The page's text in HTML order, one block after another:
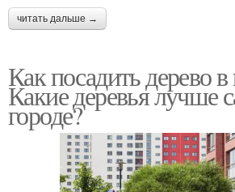
читать дальше →
Как посадить дерево в
Какие деревья лучше
городе?